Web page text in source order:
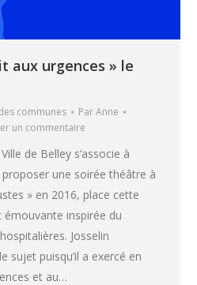
aux urgences » le
communes ParAnne
un commentaire
de Belley s’associe à
une soirée théâtre à
» en 2016, place cette
inspirée du
Josselin
sujet puisqu’il a exercé en
et au…